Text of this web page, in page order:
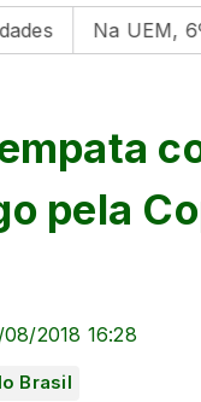
Na UEM, 6º
pela
2018 16:28
Brasil